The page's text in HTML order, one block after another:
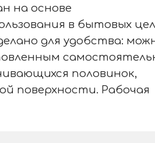
на основе
в бытовых
для удобства:
половинок,
поверхности. Рабочая